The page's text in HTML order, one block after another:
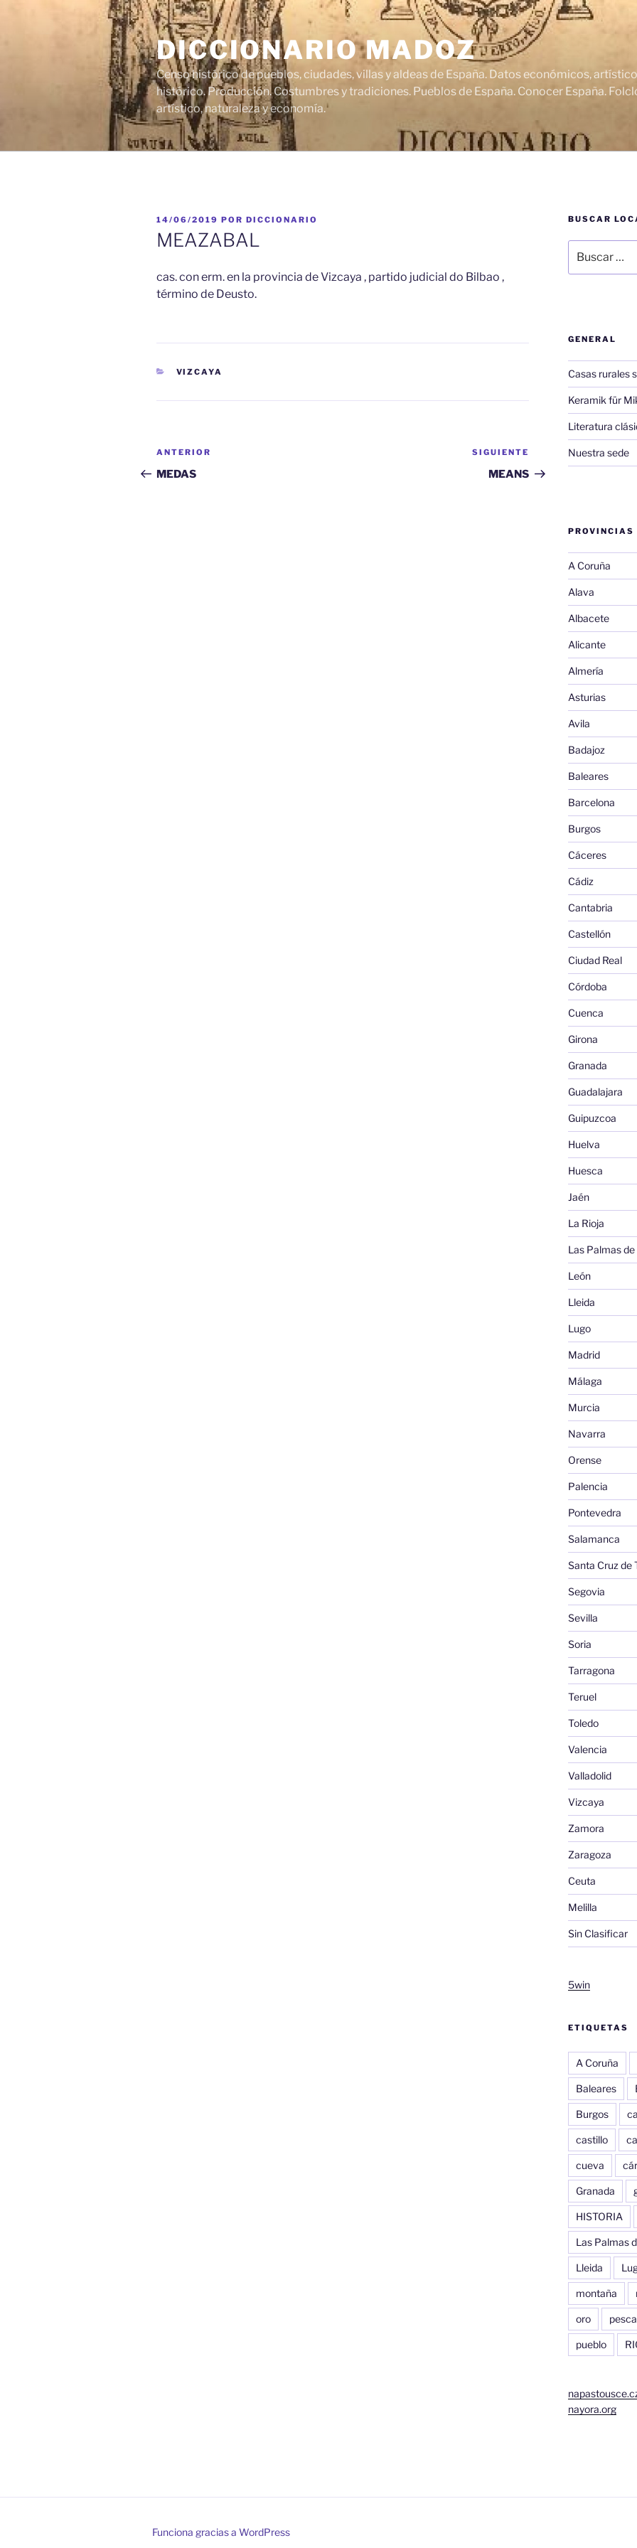
DICCIONARIO MADOZ
Censo histórico de pueblos, ciudades, villas y aldeas de España. Datos económicos,
histórico. Producción. Costumbres y tradiciones. Pueblos de España. Conocer España.
artístico, naturaleza y economía.
PUBLICADO
EL
14/06/2019 POR DICCIONARIO
MEAZABAL
cas. con erm. en la provincia de Vizcaya , partido judicial do Bilbao ,
término de Deusto.
CATEGORÍAS
VIZCAYA
Navegación
de
Entrada
anterior:
ANTERIOR
MEDAS
Siguiente
entrada
SIGUIENTE
MEANS
BUSCAR
por:
GENERAL
Casas rurales
Keramik für
Literatura
Nuestra sede
PROVINCIAS
A Coruña
Alava
Albacete
Alicante
Almería
Asturias
Avila
Badajoz
Baleares
Barcelona
Burgos
Cáceres
Cádiz
Cantabria
Castellón
Ciudad Real
Córdoba
Cuenca
Girona
Granada
Guadalajara
Guipuzcoa
Huelva
Huesca
Jaén
La Rioja
Las Palmas
León
Lleida
Lugo
Madrid
Málaga
Murcia
Navarra
Orense
Palencia
Pontevedra
Salamanca
Santa Cruz de
Segovia
Sevilla
Soria
Tarragona
Teruel
Toledo
Valencia
Valladolid
Vizcaya
Zamora
Zaragoza
Ceuta
Melilla
Sin Clasificar
5win
ETIQUETAS
A Coruña
Baleares
Burgos
castillo
cueva
Granada
HISTORIA
Las Palmas
Lleida
montaña
oro pesca
pueblo
nayora.org
Funciona gracias a WordPress